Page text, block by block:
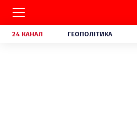
24 КАНАЛ ГЕОПОЛІТИКА